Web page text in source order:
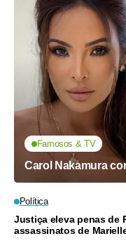
Famosos & TV
Carol Nakamura
Política
Justiça eleva penas de
assassinatos de